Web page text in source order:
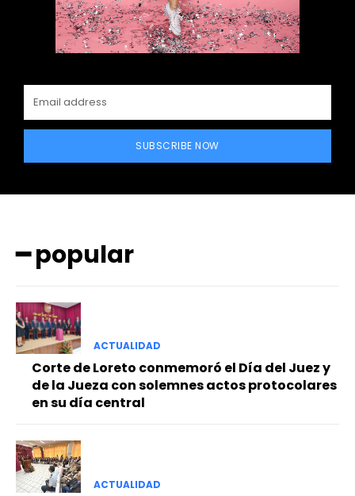
SUBSCRIBE NOW
━ popular
ACTUALIDAD
Corte de Loreto conmemoró el Día del Juez y
de la Jueza con solemnes actos protocolares
en su día central
ACTUALIDAD